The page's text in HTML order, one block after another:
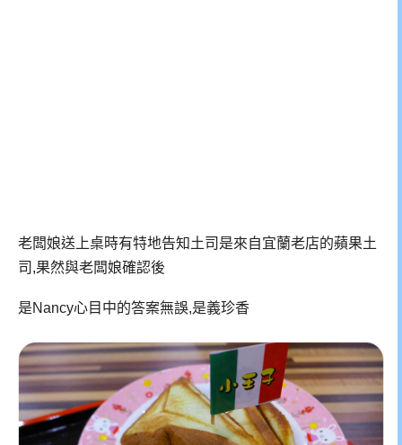
老闆娘送上桌時有特地告知土司是來自宜蘭老店的蘋果土
司,果然與老闆娘確認後
是Nancy心目中的答案無誤,是義珍香